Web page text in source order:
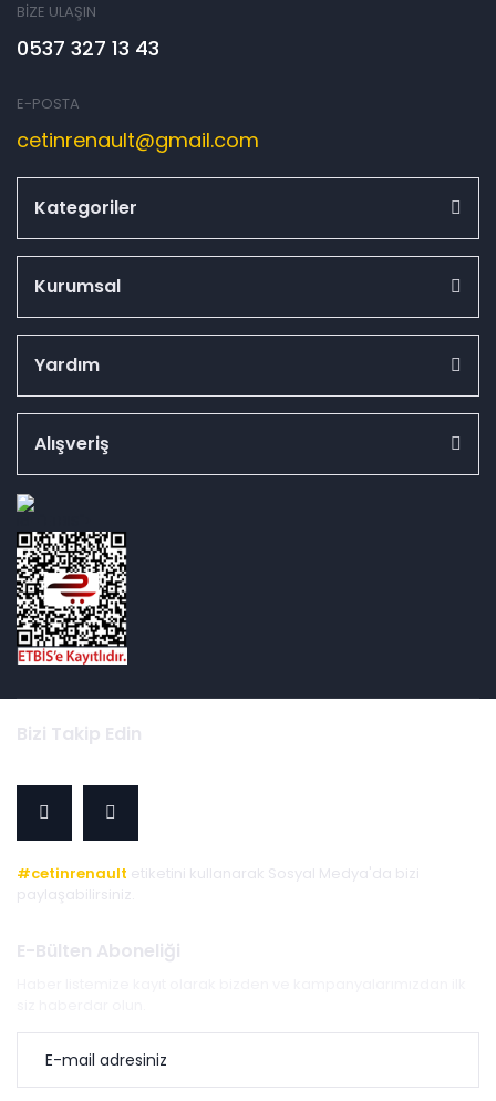
BİZE ULAŞIN
0537 327 13 43
E-POSTA
cetinrenault@gmail.com
Kategoriler
Kurumsal
Yardım
Alışveriş
Bizi Takip Edin
#cetinrenault etiketini kullanarak Sosyal Medya'da bizi
paylaşabilirsiniz.
E-Bülten Aboneliği